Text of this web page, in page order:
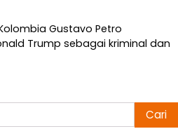
Gustavo Petro
Trump sebagai kriminal dan